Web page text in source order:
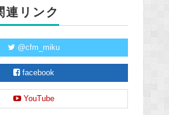
連リンク
@cfm_miku
facebook
YouTube